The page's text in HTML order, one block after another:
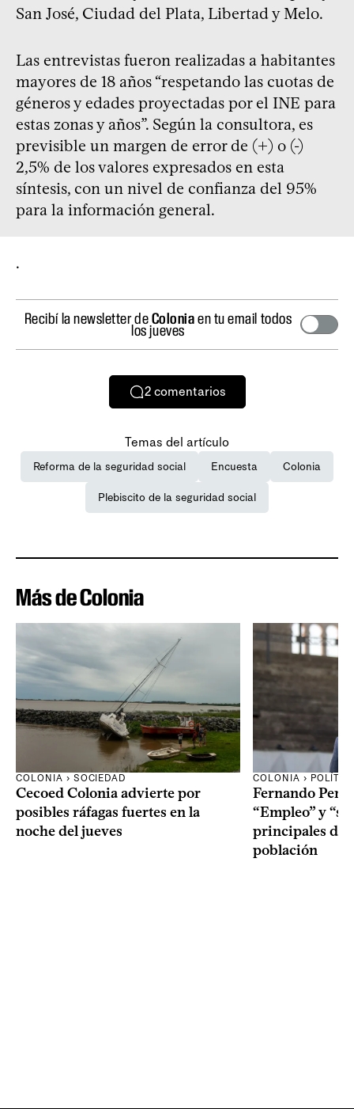
San José, Ciudad del Plata, Libertad y Melo.
Las entrevistas fueron realizadas a habitantes
mayores de 18 años “respetando las cuotas de
géneros y edades proyectadas por el INE para
estas zonas y años”. Según la consultora, es
previsible un margen de error de (+) o (-)
2,5% de los valores expresados en esta
síntesis, con un nivel de confianza del 95%
para la información general.
.
Recibí la newsletter deColoniaen tu email todos
los jueves
2 comentarios
Temas del artículo
Reforma de la seguridad social Encuesta Colonia
Plebiscito de la seguridad social
Más de Colonia
COLONIA › SOCIEDAD
Cecoed Colonia advierte por
posibles ráfagas fuertes en la
noche del jueves
COLONIA ›
Fernando
“Empleo” y
principales
población